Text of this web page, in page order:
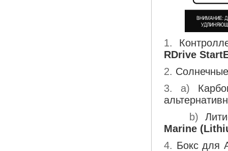
1.
RDrive
2.
3. a)
b)
Marine
4. Бокс для